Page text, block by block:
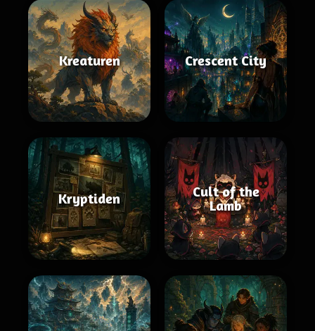
Kreaturen Crescent City
Kryptiden
Cult of the
Lamb